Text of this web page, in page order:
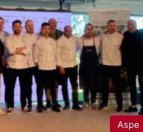
Aspe